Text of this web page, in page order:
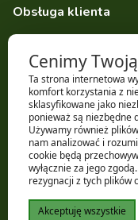
Obsługa klienta
Zwroty i reklamacje
Regulamin sklepu
Polityka prywatności
Cenimy
Ta strona internetowa
komfort korzystania z
sklasyfikowane jako
ponieważ są niezbędne
Używamy również
nam analizować i
cookie będą
wyłącznie za jego
rezygnacji z tych plików
Akceptuję wszystkie